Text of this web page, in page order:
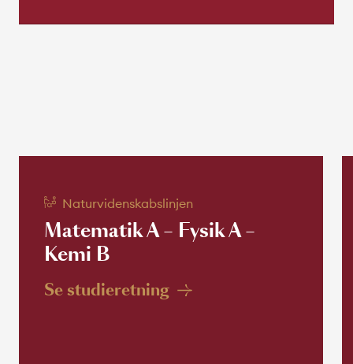
Naturvidenskabslinjen
Matematik A – Fysik A –
Kemi B
Se studieretning